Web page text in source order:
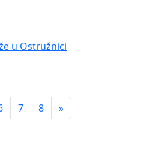
u Ostružnici
7 8 »